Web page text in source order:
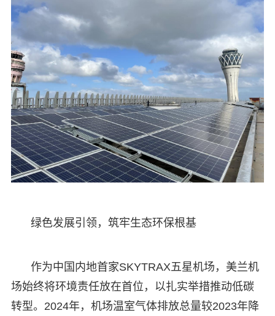
绿色发展引领，筑牢生态环保根基
作为中国内地首家SKYTRAX五星机场，美兰机
场始终将环境责任放在首位，以扎实举措推动低碳
转型。2024年，机场温室气体排放总量较2023年降